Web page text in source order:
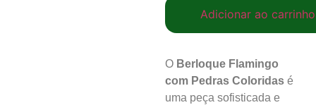
Adicionar ao carrinho
O Berloque Flamingo
com Pedras Coloridas é
uma peça sofisticada e